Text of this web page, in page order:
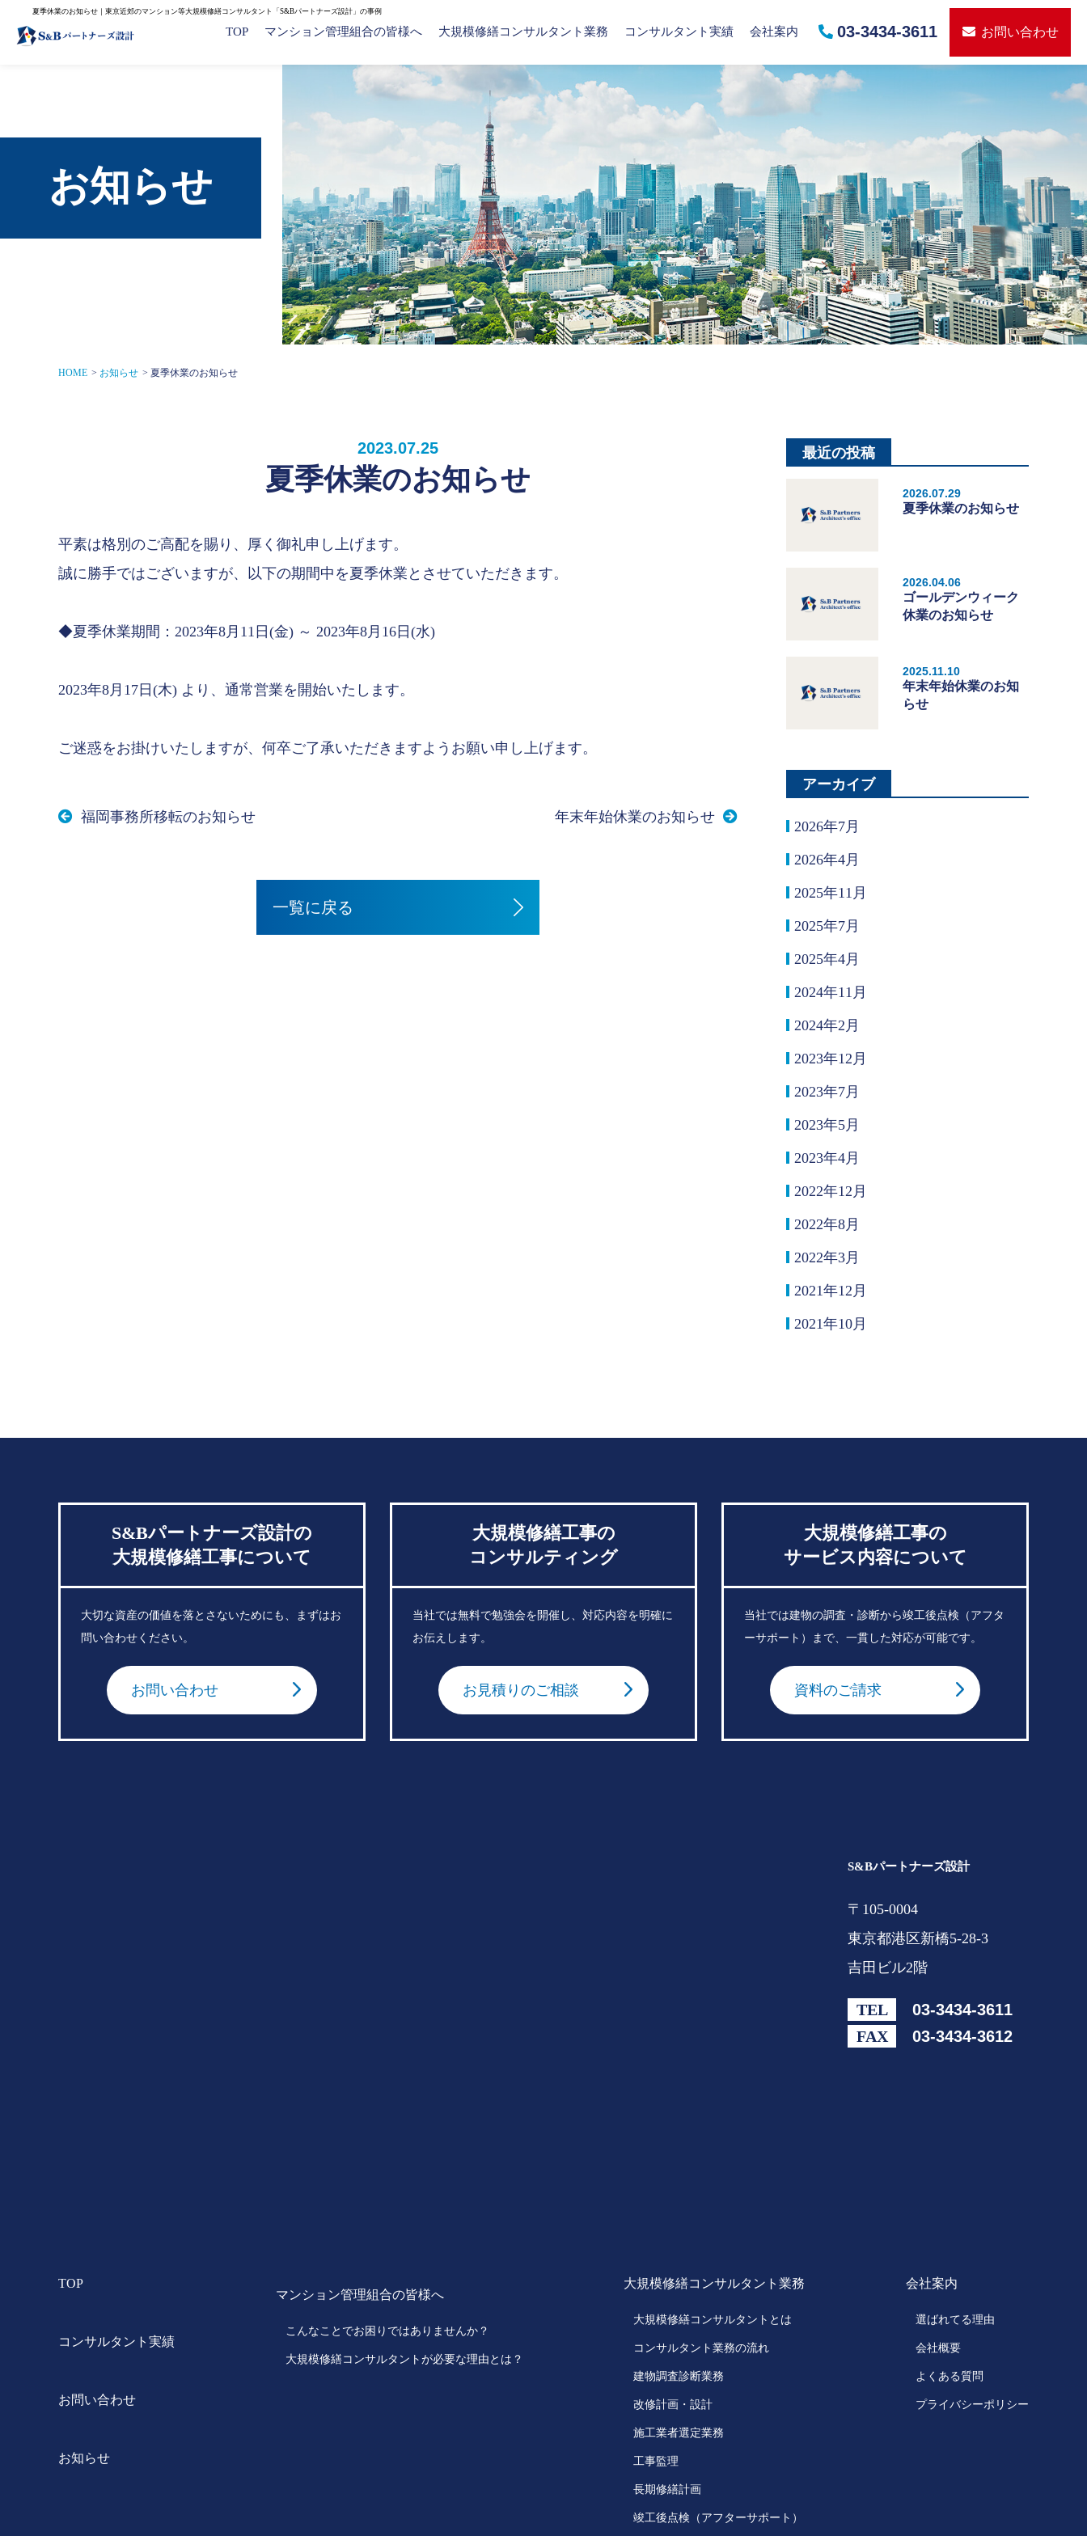
夏季休業のお知らせ｜東京近郊のマンション等大規模修繕コンサルタント「S&Bパートナーズ設計」の事例
TOP マンション管理組合の皆様へ 大規模修繕コンサルタント業務 コンサルタント実績 会社案内 03-3434-3611 お問い合わせ
お知らせ
HOME お知らせ 夏季休業のお知らせ
2023.07.25
夏季休業のお知らせ
平素は格別のご高配を賜り、厚く御礼申し上げます。
誠に勝手ではございますが、以下の期間中を夏季休業とさせていただきます。
◆夏季休業期間：2023年8月11日(金) ～ 2023年8月16日(水)
2023年8月17日(木) より、通常営業を開始いたします。
ご迷惑をお掛けいたしますが、何卒ご了承いただきますようお願い申し上げます。
福岡事務所移転のお知らせ 年末年始休業のお知らせ
一覧に戻る
最近の投稿
2026.07.29
夏季休業のお知らせ
2026.04.06
ゴールデンウィーク
休業のお知らせ
2025.11.10
年末年始休業のお知
らせ
アーカイブ
2026年7月
2026年4月
2025年11月
2025年7月
2025年4月
2024年11月
2024年2月
2023年12月
2023年7月
2023年5月
2023年4月
2022年12月
2022年8月
2022年3月
2021年12月
2021年10月
S&Bパートナーズ設計の
大規模修繕工事について
大切な資産の価値を落とさないためにも、まずはお
問い合わせください。
お問い合わせ
大規模修繕工事の
コンサルティング
当社では無料で勉強会を開催し、対応内容を明確に
お伝えします。
お見積りのご相談
大規模修繕工事の
サービス内容について
当社では建物の調査・診断から竣工後点検（アフタ
ーサポート）まで、一貫した対応が可能です。
資料のご請求
S&Bパートナーズ設計
〒105-0004
東京都港区新橋5-28-3
吉田ビル2階
TEL
03-3434-3611
FAX
03-3434-3612
TOP
コンサルタント実績
お問い合わせ
お知らせ
マンション管理組合の皆様へ
こんなことでお困りではありませんか？
大規模修繕コンサルタントが必要な理由とは？
大規模修繕コンサルタント業務
大規模修繕コンサルタントとは
コンサルタント業務の流れ
建物調査診断業務
改修計画・設計
施工業者選定業務
工事監理
長期修繕計画
竣工後点検（アフターサポート）
会社案内
選ばれてる理由
会社概要
よくある質問
プライバシーポリシー